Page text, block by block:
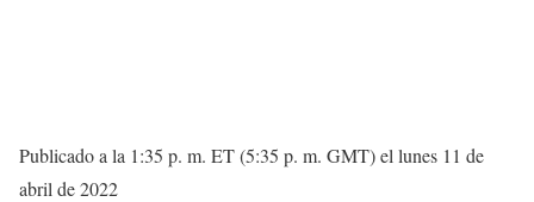
Publicado a la 1:35 p. m. ET (5:35 p. m. GMT) el lunes 11 de
abril de 2022